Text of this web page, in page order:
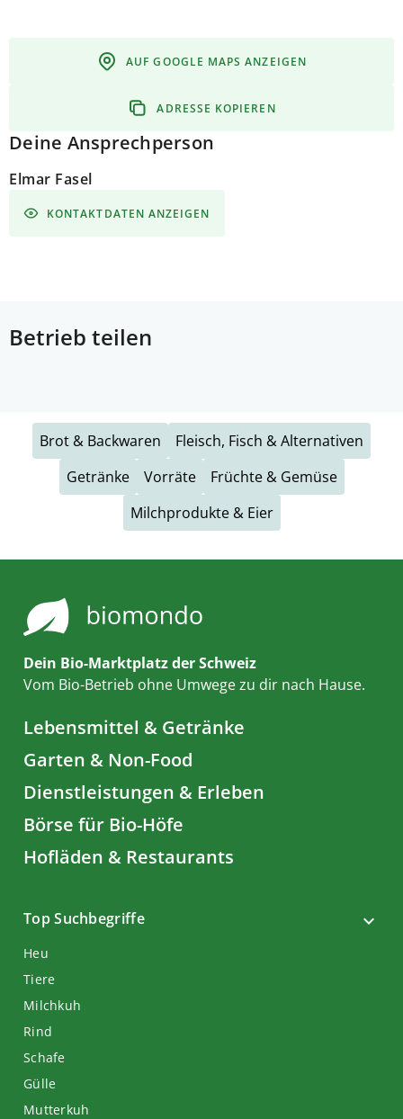
AUF GOOGLE MAPS ANZEIGEN
ADRESSE KOPIEREN
Deine Ansprechperson
Elmar Fasel
KONTAKTDATEN ANZEIGEN
Betrieb teilen
Brot & Backwaren
Fleisch, Fisch & Alternativen
Getränke
Vorräte
Früchte & Gemüse
Milchprodukte & Eier
Dein Bio-Marktplatz der Schweiz
Vom Bio-Betrieb ohne Umwege zu dir nach Hause.
Lebensmittel & Getränke
Garten & Non-Food
Dienstleistungen & Erleben
Börse für Bio-Höfe
Hofläden & Restaurants
Top Suchbegriffe
Heu
Tiere
Milchkuh
Rind
Schafe
Gülle
Mutterkuh